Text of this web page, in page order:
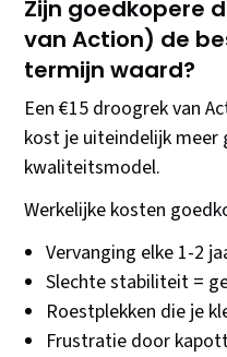
Zijn goedkopere
van Action) de
termijn waard?
Een €15 droogrek van
kost je uiteindelijk meer
kwaliteitsmodel.
Werkelijke kosten
Vervanging elke 1-2
Slechte stabiliteit =
Roestplekken die je
Frustratie door